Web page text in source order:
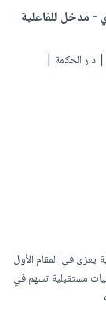
- مدخل للفاعلية
| دار الحكمة |
يعزى في المقام الأول
مستقبلية تسهم في